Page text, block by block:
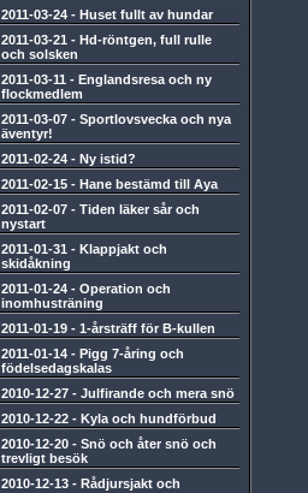
2011-03-24 - Huset fullt av hundar
2011-03-21 - Hd-röntgen, full rulle
och solsken
2011-03-11 - Englandsresa och ny
flockmedlem
2011-03-07 - Sportlovsvecka och nya
äventyr!
2011-02-24 - Ny istid?
2011-02-15 - Hane bestämd till Aya
2011-02-07 - Tiden läker sår och
nystart
2011-01-31 - Klappjakt och
skidåkning
2011-01-24 - Operation och
inomhusträning
2011-01-19 - 1-årsträff för B-kullen
2011-01-14 - Pigg 7-åring och
födelsedagskalas
2010-12-27 - Julfirande och mera snö
2010-12-22 - Kyla och hundförbud
2010-12-20 - Snö och åter snö och
trevligt besök
2010-12-13 - Rådjursjakt och